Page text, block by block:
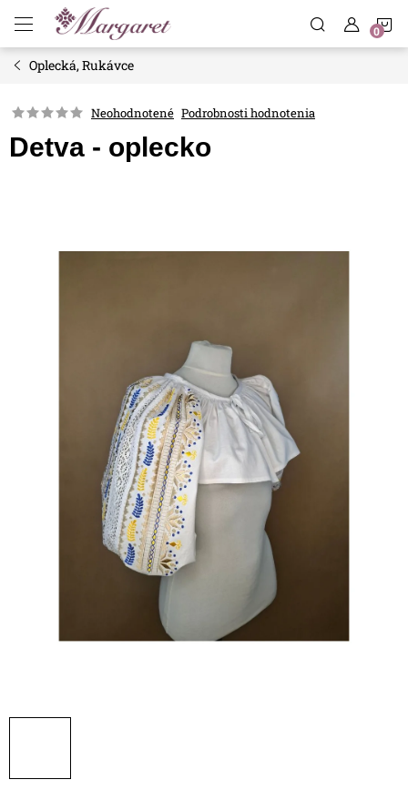
obsah
Oplecká, Rukávce
Neohodnotené Podrobnosti hodnotenia
Detva - oplecko